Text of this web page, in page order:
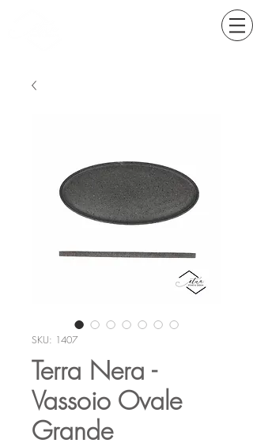
SKU: 1407
Terra Nera -
Vassoio Ovale
Grande